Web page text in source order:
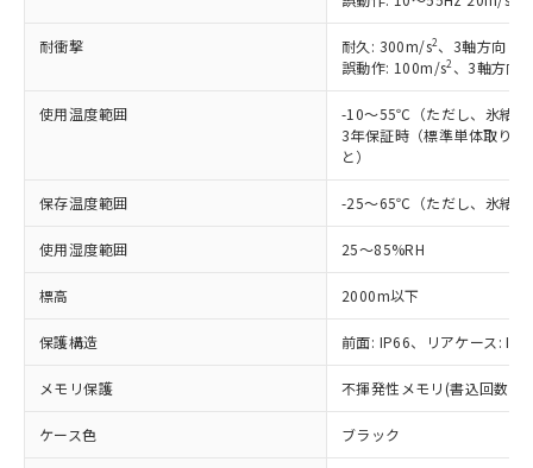
耐衝撃 耐久: 300m/s2、3軸方向 各
誤動作: 100m/s2 、3軸方向
使用温度範囲
-10～55℃（ただし、氷結、
3年保証時（標準単体取り
と）
保存温度範囲 -25～65℃（ただし、氷結、
使用湿度範囲 25～85%RH
標高 2000m以下
保護構造 前面: IP66、リアケース:
メモリ保護 不揮発性メモリ(書込回数:
ケース色 ブラック
以下の条件をお読みいただき、同意のうえ
本サービスは、当社制御機器事業取扱
商品の当社在庫状況および標準価格
(税抜)を提供させていただくもので
本サービスの対象外となる商品もある
在庫状況および標準価格照会結果は、
記載している更新日時点での社内デー
タに基づき作成されるものであり、閲
覧された時点での実際の在庫および標
準価格とは異なる場合があることをご
対応予定：EU RoHS指令（10物質）の非含
有に対応した製品に切り替える予定のある
対応予定なし：EU RoHS指令（10物質）の
非含有に非対応の商品で、対応品を出す予
調査・確認中：EU RoHS指令（10物質）の
非含有の対応状況を調査中または確認中の
非該当品：ライセンス料など無形物で、有
害物質有無と関係のない商品です。
仕入先様の事情により、非含有部品として
いたものが、含有品と判明した場合などや
むを得ず変更することがあります。
*EU RoHS指令（10物質）：
鉛(Pb) 1000ppm以下、 水銀(Hg) 1000ppm以下、 カド
六価クロム(Cr(Ⅵ)) 1000ppm以下、ポリ臭化ビフェニル
※1 中国RoHS○×表
「○」：最大均質材料含有率が中国RoHSの
基準値以下であることを示します。
「×」：最大均質材料含有率が中国RoHSの
基準値を超えていることを示します。
「－」：未確認です。当社販売部門へお問
*中国RoHS10物質の基準値 (GB/T26572)：
Pb(鉛) :1000ppm、 Hg(水銀) : 1000ppm、 Cd(カドミウ
当社は、これら貴社製品のうち、外国
為替および外国貿易法に定める商品
または国外への提供する場合は、日本
国政府の輸出許可(または役務取引許
可)を取得するなどの必要な手続きを